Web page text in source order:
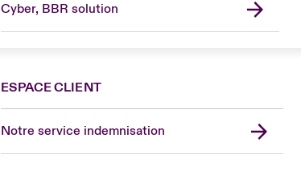
Cyber, BBR solution
ESPACE CLIENT
Notre service indemnisation